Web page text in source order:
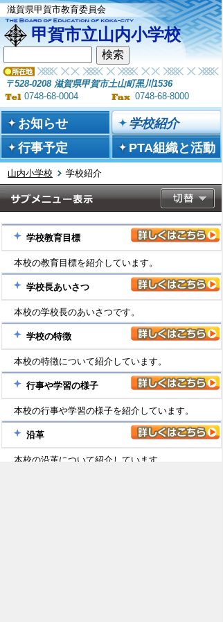
滋賀県甲賀市教育委員会
甲賀市立山内小学校
〒528-0208 滋賀県甲賀市土山町黒川1536
0748-68-0004
0748-68-8000
お知らせ
学校紹介
行事予定
PTA組織と活動
山内小学校 学校紹介
学校教育目標
本校の教育目標を紹介しています。
学校長あいさつ
本校の学校長のあいさつです。
学校の特徴
本校の特徴について紹介しています。
行事や学習の様子
本校の行事や学習の様子を紹介しています。
沿革
本校の沿革について紹介しています。